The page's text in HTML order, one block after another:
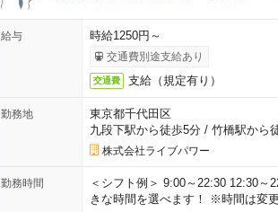
給与 時給1250円～
交通費別途支給あり
交通費 支給（規定有り）
勤務地
東京都千代田区
九段下駅から徒歩5分/ 竹橋駅から
株式会社ライブパワー
勤務時間
＜シフト例＞ 9:00～22:30 12:30～
きな時間を選べます！ ※時間は変